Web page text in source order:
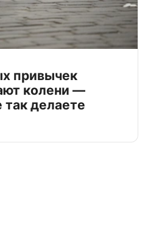
привычек
колени —
делаете